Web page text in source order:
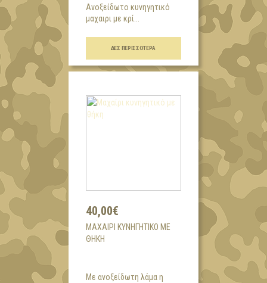
Ανοξείδωτο κυνηγητικό
μαχαιρι με κρί...
ΔΕΣ ΠΕΡΙΣΣΌΤΕΡΑ
40,00€
ΜΑΧΑΊΡΙ ΚΥΝΗΓΗΤΙΚΌ ΜΕ
ΘΉΚΗ
Με ανοξείδωτη λάμα η